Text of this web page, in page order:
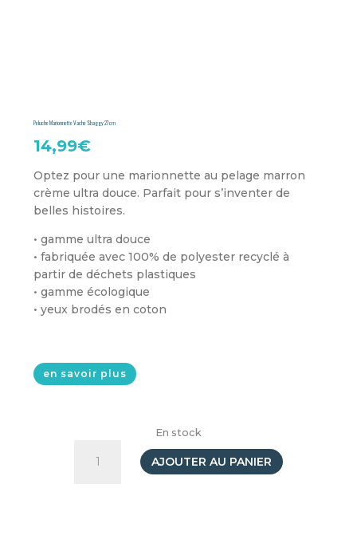
Peluche Marionnette Vache Shaggy 27cm
14,99€
Optez pour une marionnette au pelage marron
crème ultra douce. Parfait pour s’inventer de
belles histoires.
• gamme ultra douce
• fabriquée avec 100% de polyester recyclé à
partir de déchets plastiques
• gamme écologique
• yeux brodés en coton
en savoir plus
En stock
AJOUTER AU PANIER